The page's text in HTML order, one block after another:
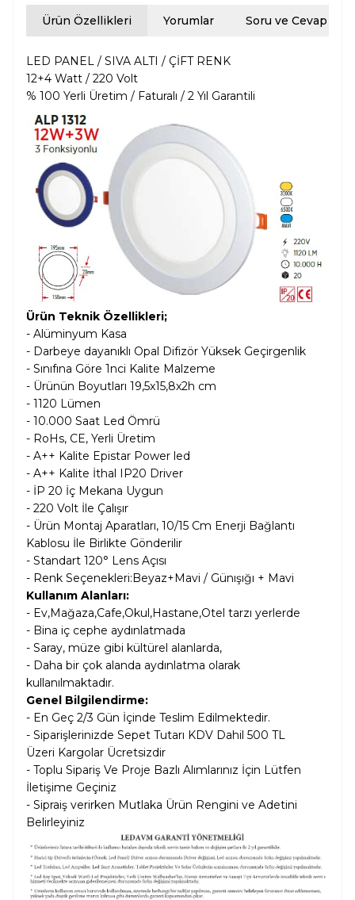
Ürün Özellikleri Yorumlar Soru ve Cevap
LED PANEL / SIVA ALTI / ÇİFT RENK
12+4 Watt / 220 Volt
% 100 Yerli Üretim / Faturalı / 2 Yıl Garantili
Ürün Teknik Özellikleri;
- Alüminyum Kasa
- Darbeye dayanıklı Opal Difizör Yüksek Geçirgenlik
- Sınıfına Göre 1nci Kalite Malzeme
- Ürünün Boyutları 19,5x15,8x2h cm
- 1120 Lümen
- 10.000 Saat Led Ömrü
- RoHs, CE, Yerli Üretim
- A++ Kalite Epistar Power led
- A++ Kalite İthal IP20 Driver
- İP 20 İç Mekana Uygun
- 220 Volt İle Çalışır
- Ürün Montaj Aparatları, 10/15 Cm Enerji Bağlantı
Kablosu İle Birlikte Gönderilir
- Standart 120° Lens Açısı
- Renk Seçenekleri:Beyaz+Mavi / Günışığı + Mavi
Kullanım Alanları:
- Ev,Mağaza,Cafe,Okul,Hastane,Otel tarzı yerlerde
- Bina iç cephe aydınlatmada
- Saray, müze gibi kültürel alanlarda,
- Daha bir çok alanda aydınlatma olarak
kullanılmaktadır.
Genel Bilgilendirme:
- En Geç 2/3 Gün İçinde Teslim Edilmektedir.
- Siparişlerinizde Sepet Tutarı KDV Dahil 500 TL
Üzeri Kargolar Ücretsizdir
- Toplu Sipariş Ve Proje Bazlı Alımlarınız İçin Lütfen
İletişime Geçiniz
- Sipraiş verirken Mutlaka Ürün Rengini ve Adetini
Belirleyiniz